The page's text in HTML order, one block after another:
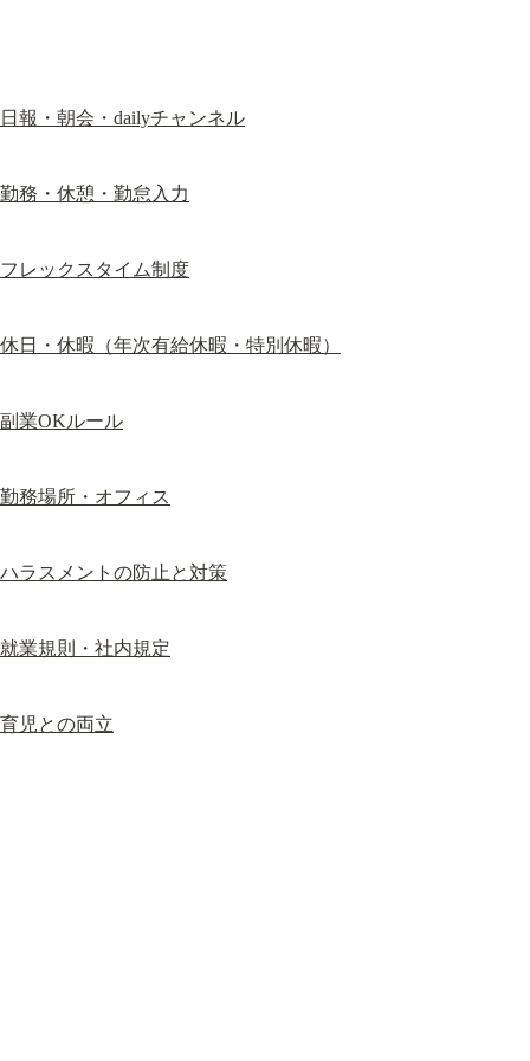
日報・朝会・dailyチャンネル
勤務・休憩・勤怠入力
フレックスタイム制度
休日・休暇（年次有給休暇・特別休暇）
副業OKルール
勤務場所・オフィス
ハラスメントの防止と対策
就業規則・社内規定
育児との両立